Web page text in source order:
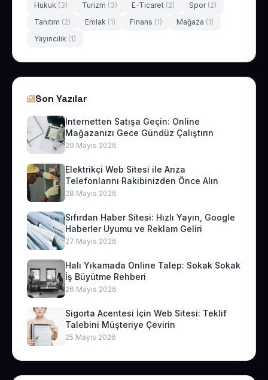
Hukuk (3) Turizm (3) E-Ticaret (2) Spor (2)
Tanıtım (2) Emlak (1) Finans (1) Mağaza (1)
Yayıncılık (1)
Son Yazılar
İnternetten Satışa Geçin: Online
Mağazanızı Gece Gündüz Çalıştırın
29 Mayıs 2026
Elektrikçi Web Sitesi ile Arıza
Telefonlarını Rakibinizden Önce Alın
28 Mayıs 2026
Sıfırdan Haber Sitesi: Hızlı Yayın, Google
Haberler Uyumu ve Reklam Geliri
27 Mayıs 2026
Halı Yıkamada Online Talep: Sokak Sokak
İş Büyütme Rehberi
26 Mayıs 2026
Sigorta Acentesi İçin Web Sitesi: Teklif
Talebini Müşteriye Çevirin
25 Mayıs 2026